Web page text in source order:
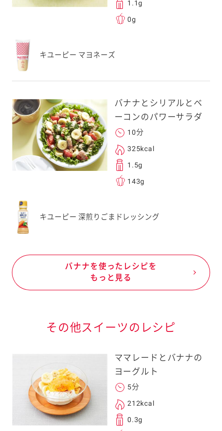
1.1g
0g
キユーピー マヨネーズ
バナナとシリアルとベ
ーコンのパワーサラダ
10分
325kcal
1.5g
143g
キユーピー 深煎りごまドレッシング
バナナを使ったレシピを
もっと見る
その他スイーツのレシピ
ママレードとバナナの
ヨーグルト
5分
212kcal
0.3g